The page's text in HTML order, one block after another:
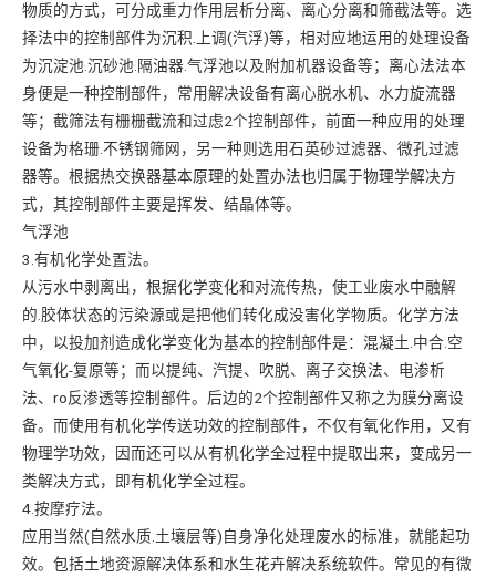
物质的方式，可分成重力作用层析分离、离心分离和筛截法等。选
择法中的控制部件为沉积.上调(汽浮)等，相对应地运用的处理设备
为沉淀池.沉砂池.隔油器.气浮池以及附加机器设备等；离心法法本
身便是一种控制部件，常用解决设备有离心脱水机、水力旋流器
等；截筛法有栅栅截流和过虑2个控制部件，前面一种应用的处理
设备为格珊.不锈钢筛网，另一种则选用石英砂过滤器、微孔过滤
器等。根据热交换器基本原理的处置办法也归属于物理学解决方
式，其控制部件主要是挥发、结晶体等。
气浮池
3.有机化学处置法。
从污水中剥离出，根据化学变化和对流传热，使工业废水中融解
的.胶体状态的污染源或是把他们转化成没害化学物质。化学方法
中，以投加剂造成化学变化为基本的控制部件是：混凝土.中合.空
气氧化-复原等；而以提纯、汽提、吹脱、离子交换法、电渗析
法、ro反渗透等控制部件。后边的2个控制部件又称之为膜分离设
备。而使用有机化学传送功效的控制部件，不仅有氧化作用，又有
物理学功效，因而还可以从有机化学全过程中提取出来，变成另一
类解决方式，即有机化学全过程。
4.按摩疗法。
应用当然(自然水质.土壤层等)自身净化处理废水的标准，就能起功
效。包括土地资源解决体系和水生花卉解决系统软件。常见的有微